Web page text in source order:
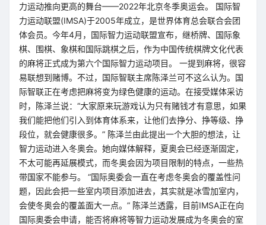
力运动推向更高的舞台——2022年北京冬季奥运会。 国际智
力运动联盟(IMSA)于2005年成立，是世界体育总会联合会团
体会员。今年4月，国际智力运动联盟宣布，继桥牌、国际象
棋、围棋、象棋和国际跳棋之后，作为中国传统棋牌文化代表
的麻将正式成为第六个国际智力运动项目。 一提到麻将，很容
易联想到赌博。不过，国际智联主席陈泽兰可不这么认为。国
际智联正在考虑把麻将变为绿色健康的运动。在接受媒体采访
时，陈泽兰说：“大家原来玩游戏认为只有赌钱才有意思，如果
我们能把他们引入到体育体系来，让他们去挣分、挣等级、挣
段位，就会健康很多。” 陈泽兰由此提出一个大胆的想法，让
智力运动进入冬奥会。她向媒体解释，夏奥会已经逐渐固定，
不太可能再延展模式，而冬奥会因为项目限制的特点，一些热
带国家不能参与。 “国际奥委会一直在考虑冬奥会的覆盖性问
题，因此会把一些室内项目添加进去，其实就是冰雪加室内，
会使冬奥会的覆盖面大一点。” 陈泽兰透露，目前IMSA正在向
国际奥委会申请，能否将麻将等智力运动发展成为冬奥会的室